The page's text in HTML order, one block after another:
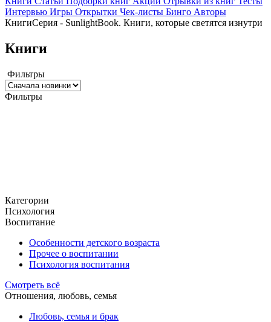
Интервью Игры Открытки Чек-листы Бинго Авторы
КнигиСерия - SunlightBook. Книги, которые светятся изнутри
Книги
Фильтры
Фильтры
Категории
Психология
Воспитание
Особенности детского возраста
Прочее о воспитании
Психология воспитания
Смотреть всё
Отношения, любовь, семья
Любовь, семья и брак